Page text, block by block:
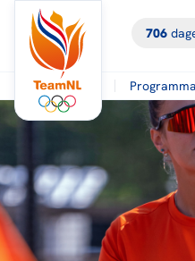
706
Programma